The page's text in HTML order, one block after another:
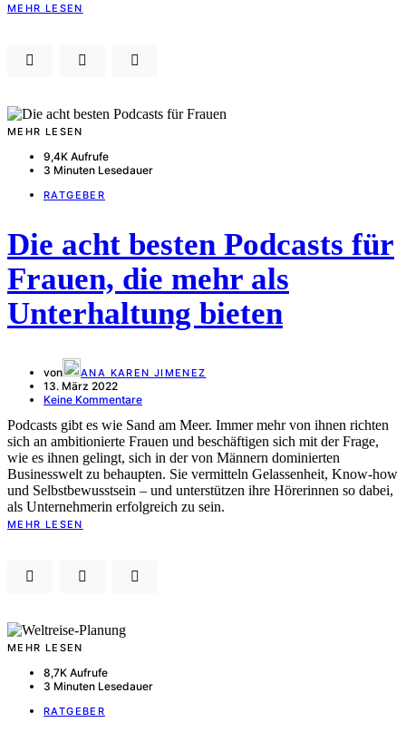
MEHR LESEN
MEHR LESEN
9,4K Aufrufe
3 Minuten Lesedauer
RATGEBER
Die acht besten Podcasts für
Frauen, die mehr als
Unterhaltung bieten
von ANA KAREN JIMENEZ
13. März 2022
Keine Kommentare
Podcasts gibt es wie Sand am Meer. Immer mehr von ihnen richten
sich an ambitionierte Frauen und beschäftigen sich mit der Frage,
wie es ihnen gelingt, sich in der von Männern dominierten
Businesswelt zu behaupten. Sie vermitteln Gelassenheit, Know-how
und Selbstbewusstsein – und unterstützen ihre Hörerinnen so dabei,
als Unternehmerin erfolgreich zu sein.
MEHR LESEN
MEHR LESEN
8,7K Aufrufe
3 Minuten Lesedauer
RATGEBER